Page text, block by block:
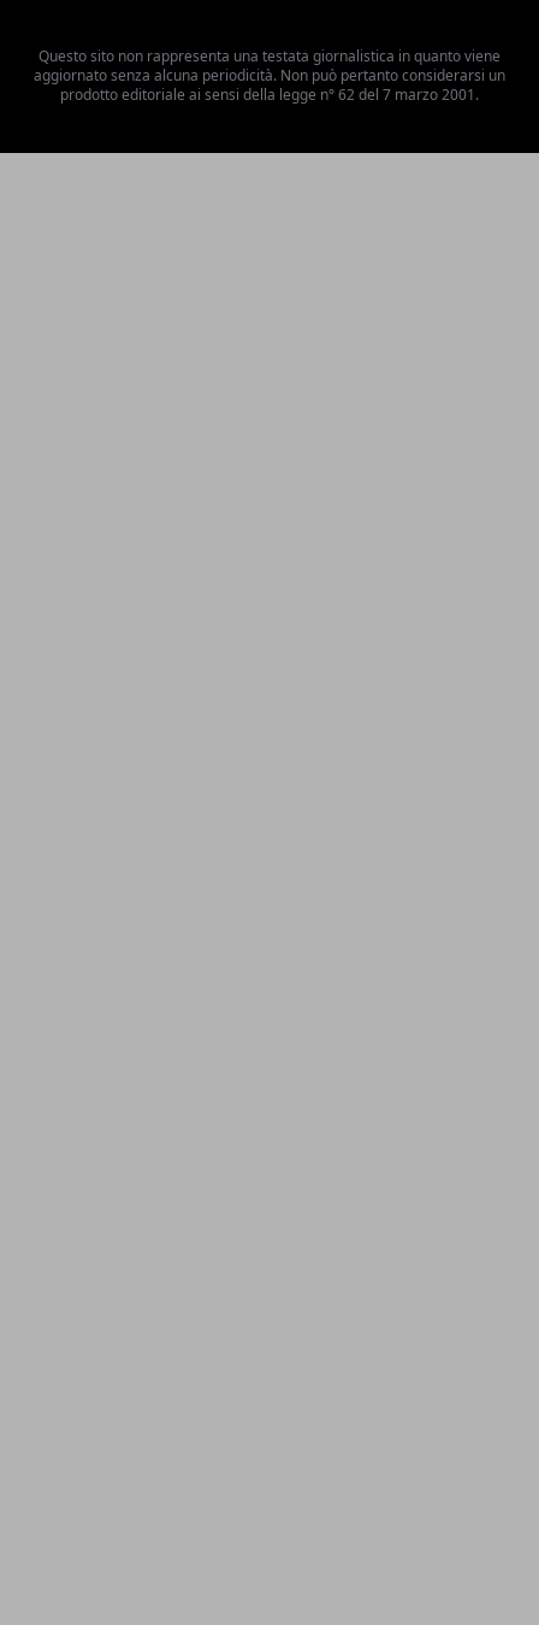
Questo sito non rappresenta una testata giornalistica in quanto viene
aggiornato senza alcuna periodicità. Non può pertanto considerarsi un
prodotto editoriale ai sensi della legge n° 62 del 7 marzo 2001.